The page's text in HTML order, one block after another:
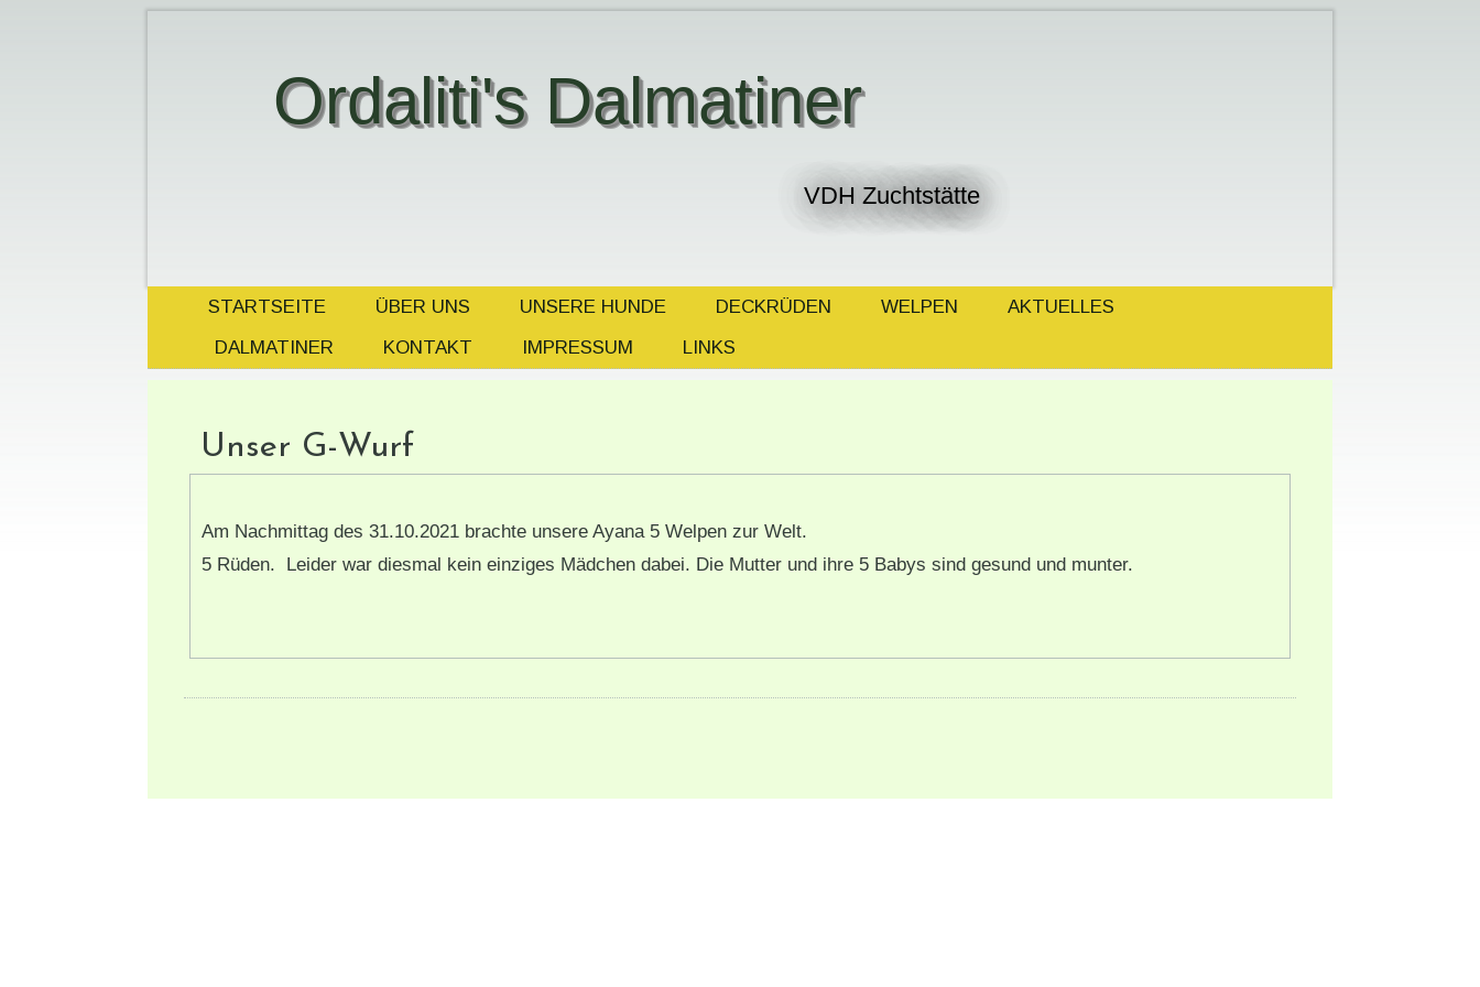
Ordaliti's Dalmatiner
VDH Zuchtstätte
STARTSEITE ÜBER UNS UNSERE HUNDE DECKRÜDEN WELPEN
AKTUELLES
DALMATINER
KONTAKT IMPRESSUM LINKS
Unser G-Wurf
Am Nachmittag des 31.10.2021 brachte unsere Ayana 5 Welpen zur Welt.
5 Rüden. Leider war diesmal kein einziges Mädchen dabei. Die Mutter und ihre 5 Babys sind gesund und munter.